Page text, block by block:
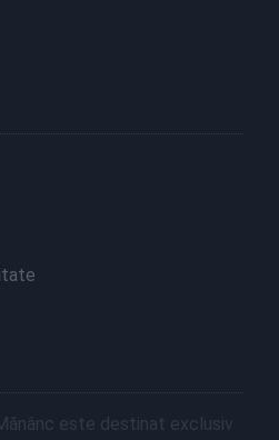
este destinat exclusiv